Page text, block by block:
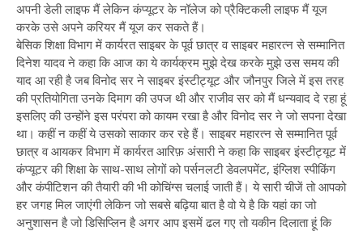
अपनी डेली लाइफ मैं लेकिन कंप्यूटर के नॉलेज को प्रैक्टिकली लाइफ मैं यूज
करके उसे अपने करियर मैं यूज कर सकते हैं।
बेसिक शिक्षा विभाग में कार्यरत साइबर के पूर्व छात्र व साइबर महारत्न से सम्मानित
दिनेश यादव ने कहा कि आज का ये कार्यक्रम मुझे देख करके मुझे उस समय की
याद आ रही है जब विनोद सर ने साइबर इंस्टीट्यूट और जौनपुर जिले में इस तरह
की प्रतियोगिता उनके दिमाग की उपज थी और राजीव सर को मैं धन्यवाद दे रहा हूं
इसलिए की उन्होंने इस परंपरा को कायम रखा है और विनोद सर ने जो सपना देखा
था। कहीं न कहीं ये उसको साकार कर रहे हैं। साइबर महारत्न से सम्मानित पूर्व
छात्र व आयकर विभाग में कार्यरत आरिफ़ अंसारी ने कहा कि साइबर इंस्टीट्यूट में
कंप्यूटर की शिक्षा के साथ-साथ लोगों को पर्सनलटी डेवलपमेंट, इंग्लिश स्पीकिंग
और कंपीटिशन की तैयारी की भी कोचिंग्स चलाई जाती हैं। ये सारी चीजें तो आपको
हर जगह मिल जाएंगी लेकिन जो सबसे बढ़िया बात है वो ये है कि यहां का जो
अनुशासन है जो डिसिप्लिन है अगर आप इसमें ढल गए तो यकीन दिलाता हूं कि